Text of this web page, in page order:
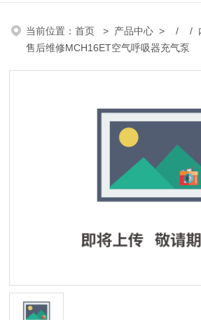
当前位置：首页 > 产品中心 > / / 内
售后维修MCH16ET空气呼吸器充气泵